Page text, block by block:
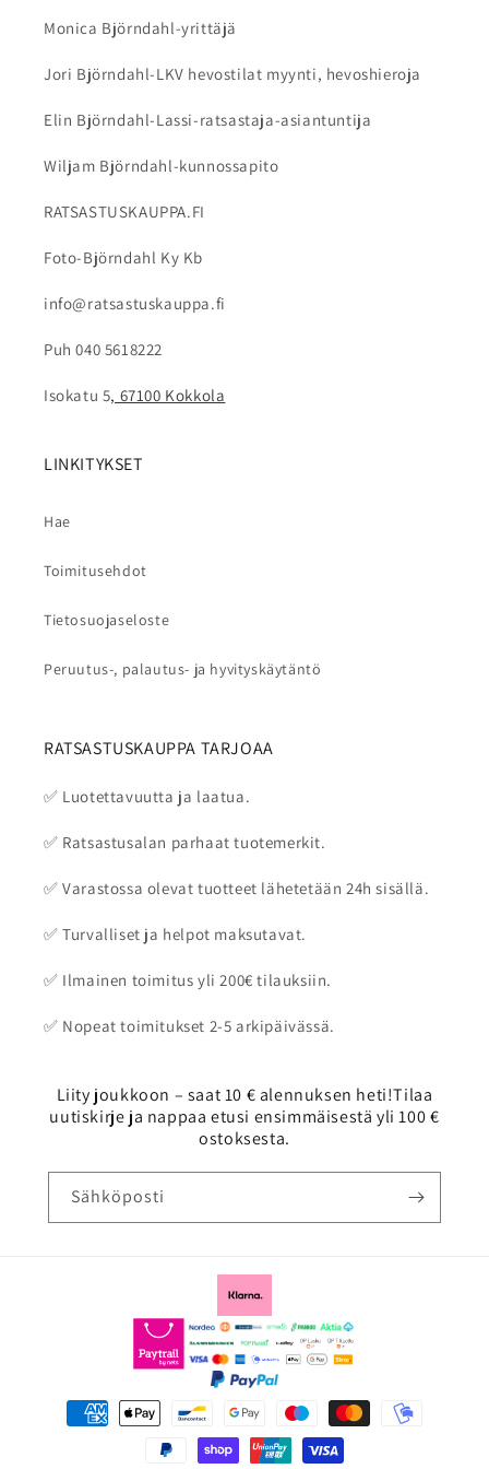
voimakkaita pesuaineita tai liuottimia, sillä ne
voivat vahingoittaa kypärän materiaaleja.
Monica Björndahl-yrittäjä
Jori Björndahl-LKV hevostilat myynti, hevoshieroja
Elin Björndahl-Lassi-ratsastaja-asiantuntija
Wiljam Björndahl-kunnossapito
RATSASTUSKAUPPA.FI
Foto-Björndahl Ky Kb
info@ratsastuskauppa.fi
Puh 040 5618222
Isokatu 5, 67100 Kokkola
LINKITYKSET
Hae
Toimitusehdot
Tietosuojaseloste
Peruutus-, palautus- ja hyvityskäytäntö
RATSASTUSKAUPPA TARJOAA
✅ Luotettavuutta ja laatua.
✅ Ratsastusalan parhaat tuotemerkit.
✅ Varastossa olevat tuotteet lähetetään 24h sisällä.
✅ Turvalliset ja helpot maksutavat.
✅ Ilmainen toimitus yli 200€ tilauksiin.
✅ Nopeat toimitukset 2-5 arkipäivässä.
Liity joukkoon – saat 10 € alennuksen heti!Tilaa
uutiskirje ja nappaa etusi ensimmäisestä yli 100 €
ostoksesta.
Sähköposti
Maksutavat